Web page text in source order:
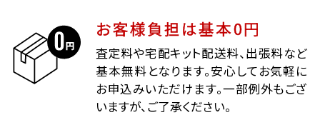
お客様負担は基本0円
査定料や宅配キット配送料、出張料など
基本無料となります。安心してお気軽に
お申込みいただけます。一部例外もござ
いますが、ご了承ください。